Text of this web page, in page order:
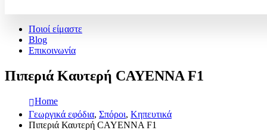
Ποιοί είμαστε
Blog
Επικοινωνία
Πιπεριά Καυτερή CAYENNA F1
Home
Γεωργικά εφόδια, Σπόροι, Κηπευτικά
Πιπεριά Καυτερή CAYENNA F1